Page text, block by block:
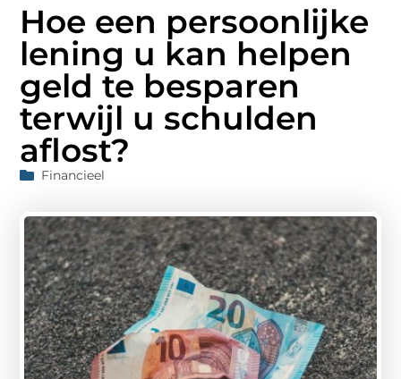
Hoe een persoonlijke
lening u kan helpen
geld te besparen
terwijl u schulden
aflost?
Financieel